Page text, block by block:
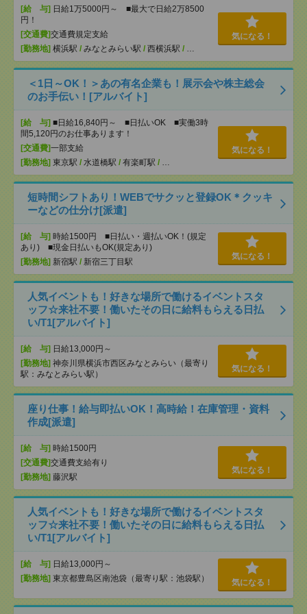
[給 与] 日給1万5000円～ ■最大で日給2万8500
円！
[交通費]交通費規定支給
[勤務地] 横浜駅 / みなとみらい駅 / 西横浜駅 / …
気になる！
＜1日～OK！＞あの有名企業も！展示会や株主総会
のお手伝い！[アルバイト]
[給 与] ■日給16,840円～ ■日払いOK ■実働3時
間5,120円のお仕事あります！
[交通費]一部支給
[勤務地] 東京駅 / 水道橋駅 / 有楽町駅 / …
気になる！
短時間シフトあり！WEBでサクッと登録OK＊クッキ
ーなどの仕分け[派遣]
[給 与] 時給1500円 ■日払い・週払いOK！(規定
あり) ■現金日払いもOK(規定あり)
[勤務地] 新宿駅 / 新宿三丁目駅
気になる！
人気イベントも！好きな場所で働けるイベントスタ
ッフ☆来社不要！働いたその日に給料もらえる日払
い/T1[アルバイト]
[給 与] 日給13,000円～
[勤務地] 神奈川県横浜市西区みなとみらい（最寄り
駅：みなとみらい駅）
気になる！
座り仕事！給与即払いOK！高時給！在庫管理・資料
作成[派遣]
[給 与] 時給1500円
[交通費]交通費支給有り
[勤務地] 藤沢駅
気になる！
人気イベントも！好きな場所で働けるイベントスタ
ッフ☆来社不要！働いたその日に給料もらえる日払
い/T1[アルバイト]
[給 与] 日給13,000円～
[勤務地] 東京都豊島区南池袋（最寄り駅：池袋駅） 気になる！